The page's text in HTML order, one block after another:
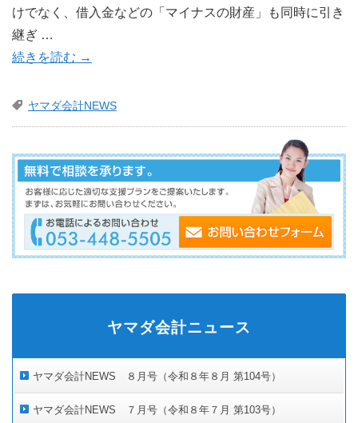
けでなく、借入金などの「マイナスの財産」も同時に引き
継ぎ …
続きを読む →
ヤマダ会計NEWS
ヤマダ会計ニュース
ヤマダ会計NEWS ８月号（令和８年８月 第104号）
ヤマダ会計NEWS ７月号（令和８年７月 第103号）